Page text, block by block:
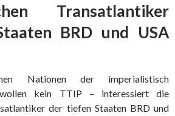
Transatlantiker
BRD und USA
Nationen der imperialistisch
kein TTIP – interessiert die
der tiefen Staaten BRD und